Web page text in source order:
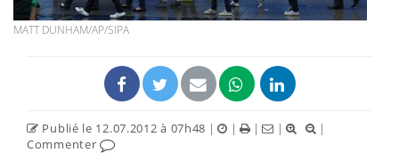
MATT DUNHAM/AP/SIPA
Publié le 12.07.2012 à 07h48 | | | |
|
Commenter